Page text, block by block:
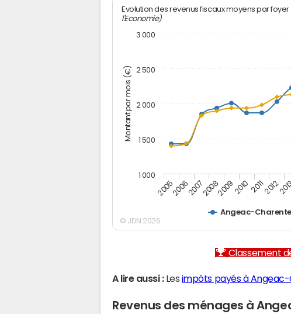
Montant par mois (€)
Evolution des revenus fiscaux moyens par foyer
l'Economie)
Angeac-Charente
200520062007200820092010 20112012
1 000
1 500
2 000
2 500
3 000
© JDN 2026
Classement
A lire aussi :Les impôts payés à
Revenus des ménages à